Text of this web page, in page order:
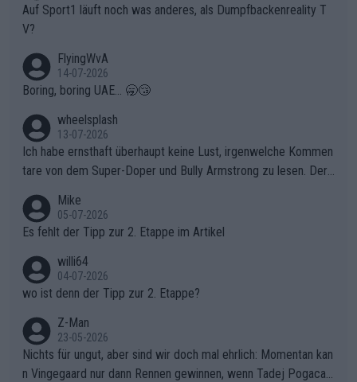
Auf Sport1 läuft noch was anderes, als Dumpfbackenreality T
V?
FlyingWvA
14-07-2026
Boring, boring UAE... 🥱😴
wheelsplash
13-07-2026
Ich habe ernsthaft überhaupt keine Lust, irgenwelche Kommen
tare von dem Super-Doper und Bully Armstrong zu lesen. Der
r die gehört nicht in dieses Medium!
Mike
05-07-2026
Es fehlt der Tipp zur 2. Etappe im Artikel
willi64
04-07-2026
wo ist denn der Tipp zur 2. Etappe?
Z-Man
23-05-2026
Nichts für ungut, aber sind wir doch mal ehrlich: Momentan kan
n Vingegaard nur dann Rennen gewinnen, wenn Tadej Pogacar